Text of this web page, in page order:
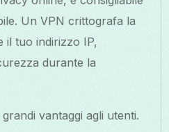
Un VPN crittografa la
il tuo indirizzo IP,
durante la
vantaggi agli utenti.